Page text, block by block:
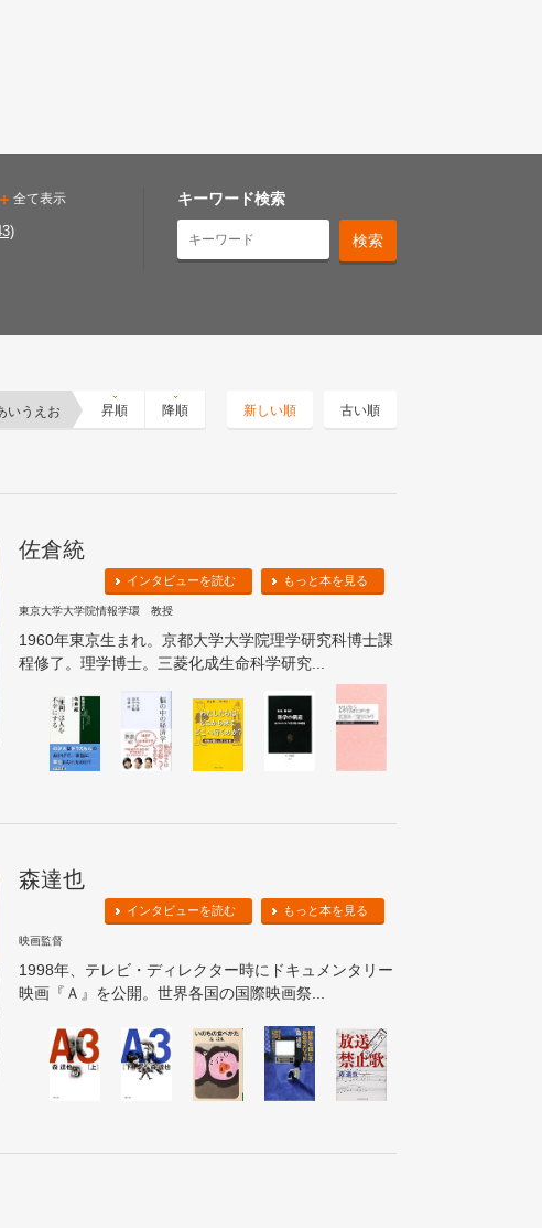
全て表示 キーワード検索
いうえお 昇順 降順 新しい順 古い順
佐倉統
もっと本を見る
インタビューを読む
東京大学大学院情報学環 教授
1960年東京生まれ。京都大学大学院理学研究科博士課
程修了。理学博士。三菱化成生命科学研究...
森達也
もっと本を見る
インタビューを読む
映画監督
1998年、テレビ・ディレクター時にドキュメンタリー
映画『Ａ』を公開。世界各国の国際映画祭...